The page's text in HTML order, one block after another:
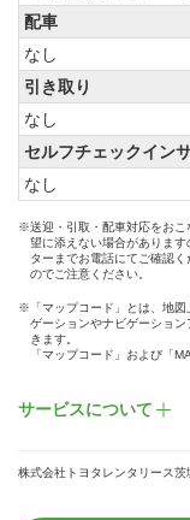
配車
なし
引き取り
なし
セルフチェックイン
なし
※送迎・引取・配車対応をおこ
望に添えない場合がありま
ターまでお電話にてご確認
のでご注意ください。
※「マップコード」とは、地図
ゲーションやナビゲーショ
きます。
「マップコード」および「
サービスについて
株式会社トヨタレンタリース茨